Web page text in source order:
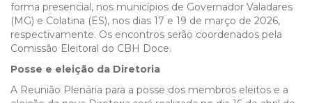
forma presencial, nos municípios de Governador Valadares
(MG) e Colatina (ES), nos dias 17 e 19 de março de 2026,
respectivamente. Os encontros serão coordenados pela
Comissão Eleitoral do CBH Doce.
Posse e eleição da Diretoria
A Reunião Plenária para a posse dos membros eleitos e a